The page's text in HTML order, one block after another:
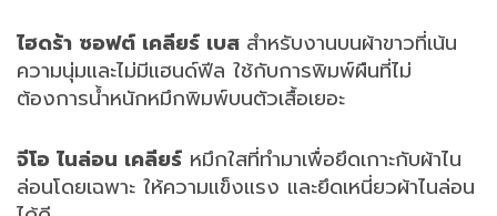
ไฮดร้า ซอฟต์ เคลียร์ เบส สำหรับงานบนผ้าขาวที่เน้น
ความนุ่มและไม่มีแฮนด์ฟีล ใช้กับการพิมพ์ผืนที่ไม่
ต้องการน้ำหนักหมึกพิมพ์บนตัวเสื้อเยอะ
จีโอ ไนล่อน เคลียร์ หมึกใสที่ทำมาเพื่อยึดเกาะกับผ้าไน
ล่อนโดยเฉพาะ ให้ความแข็งแรง และยึดเหนี่ยวผ้าไนล่อน